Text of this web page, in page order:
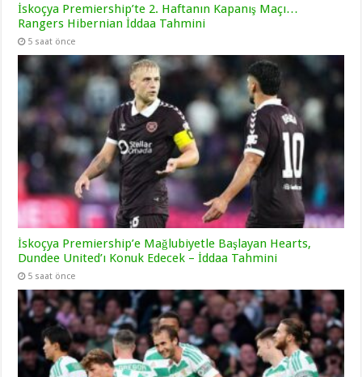
İskoçya Premiership’te 2. Haftanın Kapanış Maçı…
Rangers Hibernian İddaa Tahmini
5 saat önce
İskoçya Premiership’e Mağlubiyetle Başlayan Hearts,
Dundee United’ı Konuk Edecek – İddaa Tahmini
5 saat önce